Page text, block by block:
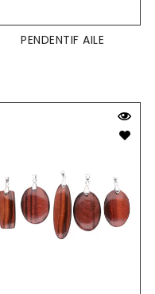
PENDENTIF AILE